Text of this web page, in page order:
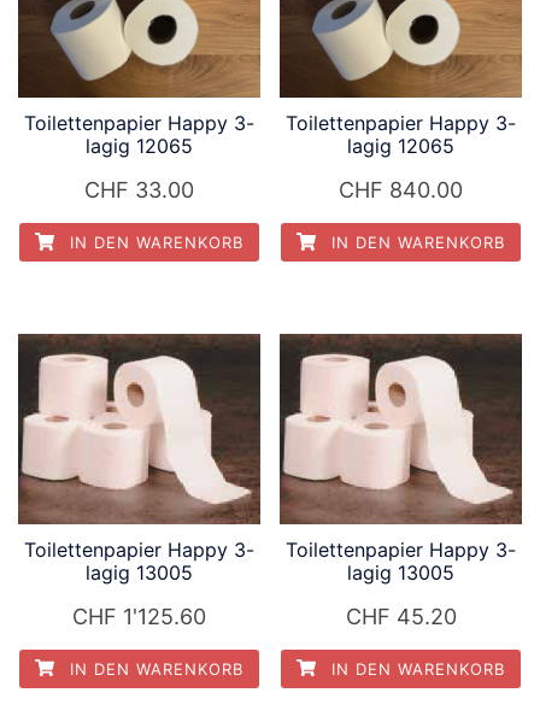
Toilettenpapier Happy 3-
lagig 12065
CHF 33.00
IN DEN WARENKORB
Toilettenpapier Happy 3-
lagig 12065
CHF 840.00
IN DEN WARENKORB
Toilettenpapier Happy 3-
lagig 13005
CHF 1'125.60
IN DEN WARENKORB
Toilettenpapier Happy 3-
lagig 13005
CHF 45.20
IN DEN WARENKORB